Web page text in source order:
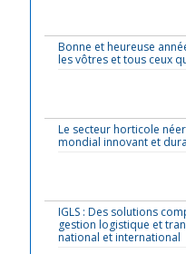
Bonne et heureuse
les vôtres et tous ceux
Le secteur horticole
mondial innovant et
IGLS : Des solutions
gestion logistique et
national et international